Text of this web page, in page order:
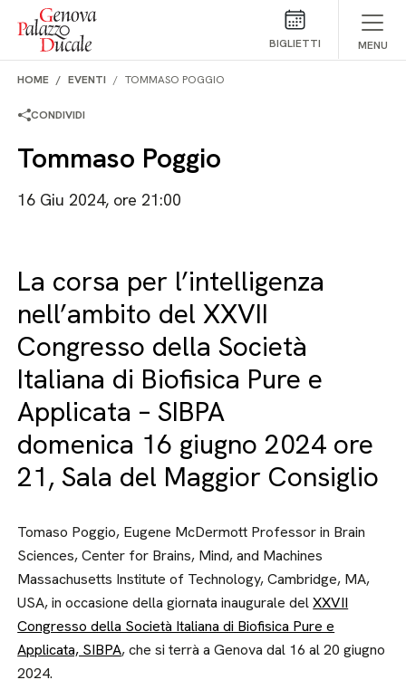
Salta al contenuto
BIGLIETTI MENU
HOME EVENTI TOMMASO POGGIO
CONDIVIDI
Tommaso Poggio
16 Giu 2024, ore 21:00
La corsa per l’intelligenza
nell’ambito del XXVII
Congresso della Società
Italiana di Biofisica Pure e
Applicata – SIBPA
domenica 16 giugno 2024 ore
21, Sala del Maggior Consiglio
Tomaso Poggio, Eugene McDermott Professor in Brain
Sciences, Center for Brains, Mind, and Machines
Massachusetts Institute of Technology, Cambridge, MA,
USA, in occasione della giornata inaugurale delXXVII
Congresso della Società Italiana di Biofisica Pure e
Applicata, SIBPA, che si terrà a Genova dal 16 al 20 giugno
2024.